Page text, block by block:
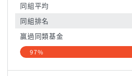
同組平均
同組排名
贏過同類基金
97%